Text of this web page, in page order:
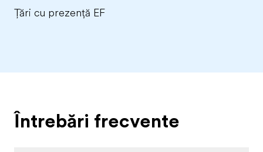
Țări cu prezență EF
Întrebări frecvente